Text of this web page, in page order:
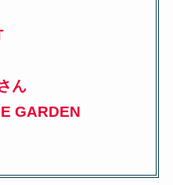
ん
GARDEN